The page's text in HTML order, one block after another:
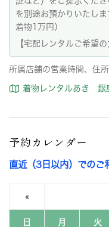
を別途お預かりいたし
着物1万円）
【宅配レンタルご希望の
所属店舗の営業時間、住
着物レンタルあき 銀
予約カレンダー
直近（3日以内）でのご
«
日 月 火